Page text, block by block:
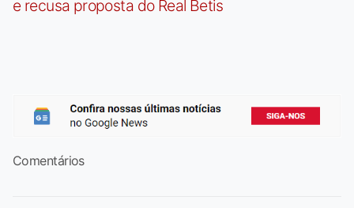
e recusa proposta do Real Betis
Comentários